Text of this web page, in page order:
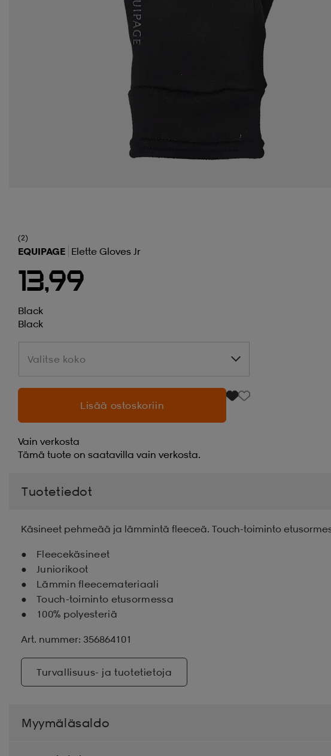
(2)
EQUIPAGE Elette Gloves Jr
13,99
Black
Black
Valitse koko
Valitse koko
Lisää ostoskoriin
Vain verkosta
Tämä tuote on saatavilla vain verkosta.
Tuotetiedot
Käsineet pehmeää ja lämmintä fleeceä. Touch-toiminto
Fleecekäsineet
Juniorikoot
Lämmin fleecemateriaali
Touch-toiminto etusormessa
100% polyesteriä
Art. nummer: 356864101
Turvallisuus- ja tuotetietoja
Myymäläsaldo